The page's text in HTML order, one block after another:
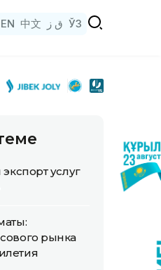
EN 中文 ق ز ЎЗ
экспорт услуг
рынка